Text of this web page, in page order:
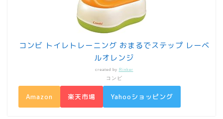
コンビ トイレトレーニング おまるでステップ レーベ
ルオレンジ
created by Rinker
コンビ
Amazon 楽天市場 Yahooショッピング